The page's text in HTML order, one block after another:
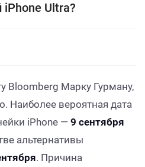
iPhone Ultra?
Bloomberg Марку Гурману,
Наиболее вероятная дата
iPhone — 9 сентября
альтернативы
. Причина